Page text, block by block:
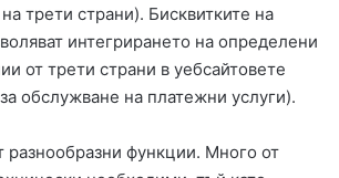
трети страни). Бисквитките на
интегрирането на определени
от трети страни в уебсайтовете
обслужване на платежни услуги).
разнообразни функции. Много от